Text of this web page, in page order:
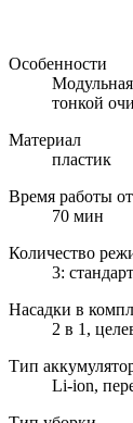
Особенности
тонкой
Материал
пластик
Время работы
70 мин
Количество
3:
Насадки в
2 в 1,
Тип
Li-ion,